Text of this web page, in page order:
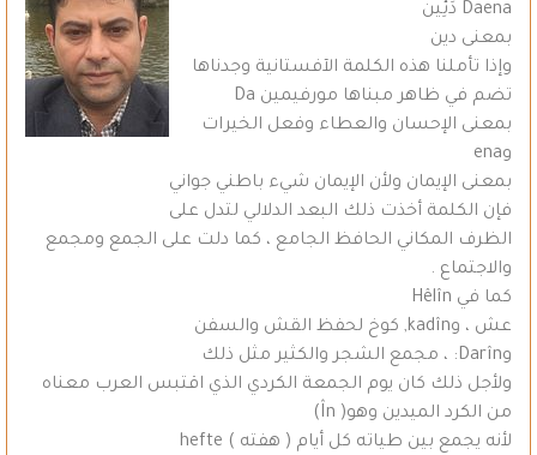
Daena دَئِين
بمعنى دين
وإذا تأملنا هذه الكلمة الآفستانية وجدناها
تضم في ظاهر مبناها مورفيمين Da
بمعنى الإحسان والعطاء وفعل الخيرات
وena
بمعنى الإيمان ولأن الإيمان شيء باطني جواني
فإن الكلمة أخذت ذلك البعد الدلالي لتدل على
الظرف المكاني الحافظ الجامع ، كما دلت على الجمع ومجمع
والاجتماع .
كما في Hêlîn
عش ، وkadîn, كوخ لحفظ القش والسفن
وDarîn: ، مجمع الشجر والكثير مثل ذلك
ولأجل ذلك كان يوم الجمعة الكردي الذي اقتبس العرب معناه
من الكرد الميدين وهو( În)
لأنه يجمع بين طياته كل أيام ( هفته ) hefte